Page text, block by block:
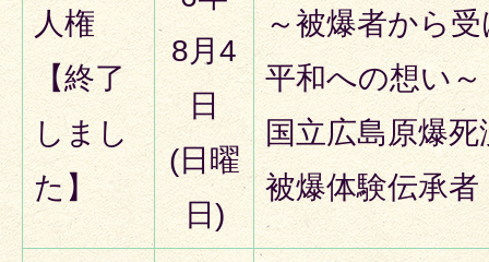
人権
【終了
しまし
た】
8月4
日
(日曜
日)
～被爆者から
平和への想い～
国立広島原爆
被爆体験伝承者